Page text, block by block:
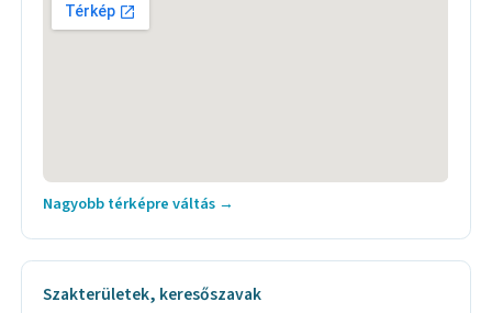
Nagyobb térképre váltás →
Szakterületek, keresőszavak